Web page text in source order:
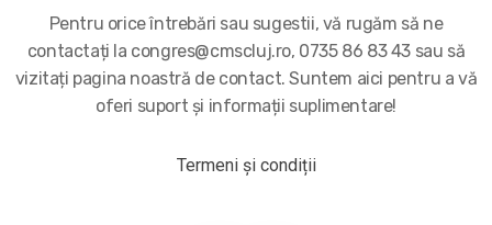
Pentru orice întrebări sau sugestii, vă rugăm să ne
contactați la congres@cmscluj.ro, 0735 86 83 43 sau să
vizitați pagina noastră de contact. Suntem aici pentru a vă
oferi suport și informații suplimentare!
Termeni și condiții